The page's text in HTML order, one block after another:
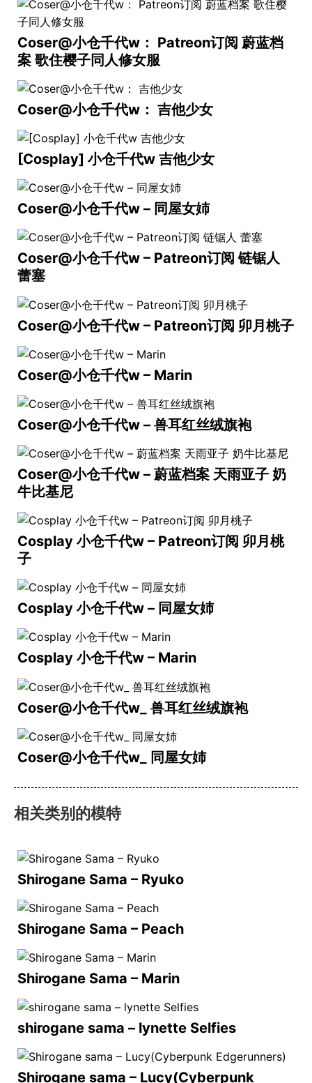
Coser@小仓千代w： Patreon订阅 蔚蓝档
案 歌住樱子同人修女服
Coser@小仓千代w： 吉他少女
[Cosplay] 小仓千代w 吉他少女
Coser@小仓千代w – 同屋女姉
Coser@小仓千代w – Patreon订阅 链锯人
蕾塞
Coser@小仓千代w – Patreon订阅 卯月桃子
Coser@小仓千代w – Marin
Coser@小仓千代w – 兽耳红丝绒旗袍
Coser@小仓千代w – 蔚蓝档案 天雨亚子 奶
牛比基尼
Cosplay 小仓千代w – Patreon订阅 卯月桃
子
Cosplay 小仓千代w – 同屋女姉
Cosplay 小仓千代w – Marin
Coser@小仓千代w_ 兽耳红丝绒旗袍
Coser@小仓千代w_ 同屋女姉
相关类别的模特
Shirogane Sama – Ryuko
Shirogane Sama – Peach
Shirogane Sama – Marin
shirogane sama – lynette Selfies
Shirogane sama – Lucy(Cyberpunk